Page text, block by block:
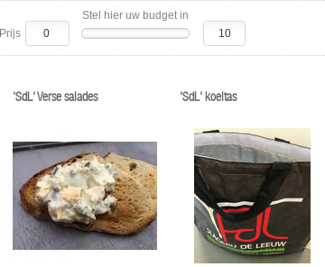
Stel hier uw budget in
Prijs
'SdL' Verse salades 'SdL' koeltas